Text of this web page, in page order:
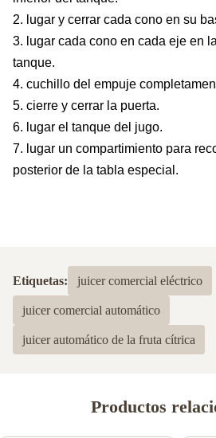
2. lugar y cerrar cada cono en su
3. lugar cada cono en cada eje en
tanque.
4. cuchillo del empuje
5. cierre y cerrar la puerta.
6. lugar el tanque del jugo.
7. lugar un compartimiento para
posterior de la tabla especial.
Etiquetas: juicer comercial eléctrico
juicer comercial automático
juicer automático de la fruta cítrica
Productos